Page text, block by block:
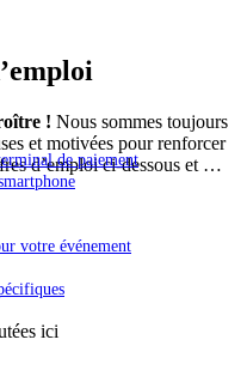
de paiement
votre événement
! Nous sommes toujours
et motivées pour renforcer
d’emploi ci-dessous et …
ici